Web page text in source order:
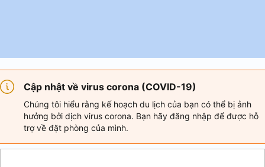
Cập nhật về virus corona (COVID-19)
Chúng tôi hiểu rằng kế hoạch du lịch của bạn có thể bị ảnh
hưởng bởi dịch virus corona. Bạn hãy đăng nhập để được hỗ
trợ về đặt phòng của mình.